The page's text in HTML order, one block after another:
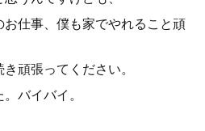
お仕事、僕も家でやれること頑
頑張ってください。
バイバイ。